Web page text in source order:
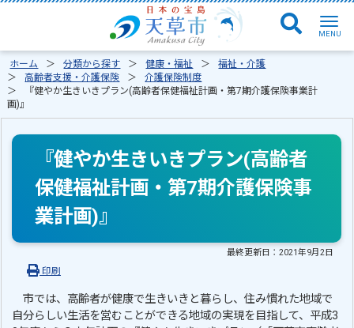
ホーム 分類から探す 健康・福祉
福祉・介護
高齢者支援・介護保険
介護保険制度
『健やか生きいきプラン(高齢者保健福祉計画・第7期介護保険事業計
画)』
『健やか生きいきプラン(高齢者
保健福祉計画・第7期介護保険事
業計画)』
最終更新日：2021年9月2日
印刷
市では、高齢者が健康で生きいきと暮らし、住み慣れた地域で
自分らしい生活を営むことができる地域の実現を目指して、平成3